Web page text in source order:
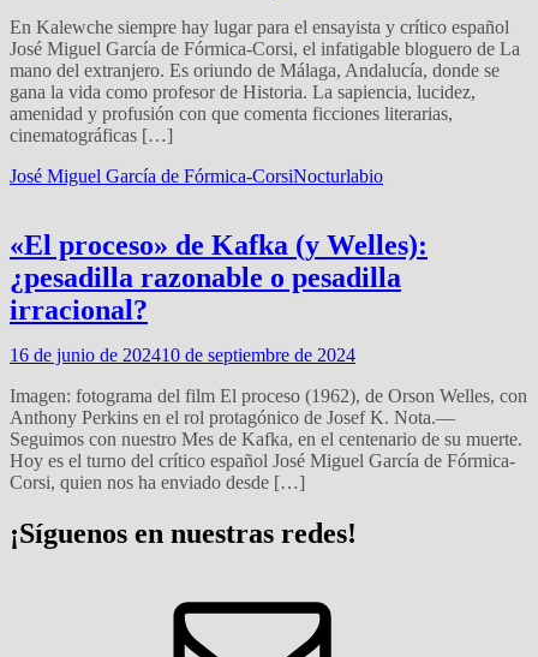
En Kalewche siempre hay lugar para el ensayista y crítico español
José Miguel García de Fórmica-Corsi, el infatigable bloguero de La
mano del extranjero. Es oriundo de Málaga, Andalucía, donde se
gana la vida como profesor de Historia. La sapiencia, lucidez,
amenidad y profusión con que comenta ficciones literarias,
cinematográficas […]
José Miguel García de Fórmica-CorsiNocturlabio
«El proceso» de Kafka (y Welles):
¿pesadilla razonable o pesadilla
irracional?
16 de junio de 202410 de septiembre de 2024
Imagen: fotograma del film El proceso (1962), de Orson Welles, con
Anthony Perkins en el rol protagónico de Josef K. Nota.—
Seguimos con nuestro Mes de Kafka, en el centenario de su muerte.
Hoy es el turno del crítico español José Miguel García de Fórmica-
Corsi, quien nos ha enviado desde […]
¡Síguenos en nuestras redes!